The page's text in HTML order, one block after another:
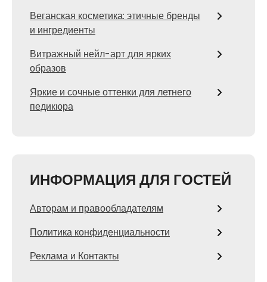
Веганская косметика: этичные бренды
и ингредиенты
Витражный нейл-арт для ярких
образов
Яркие и сочные оттенки для летнего
педикюра
ИНФОРМАЦИЯ ДЛЯ ГОСТЕЙ
Авторам и правообладателям
Политика конфиденциальности
Реклама и Контакты